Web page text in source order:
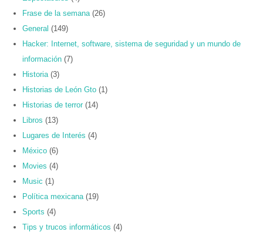
Frase de la semana (26)
General (149)
Hacker: Internet, software, sistema de seguridad y un mundo de
información (7)
Historia (3)
Historias de León Gto (1)
Historias de terror (14)
Libros (13)
Lugares de Interés (4)
México (6)
Movies (4)
Music (1)
Política mexicana (19)
Sports (4)
Tips y trucos informáticos (4)